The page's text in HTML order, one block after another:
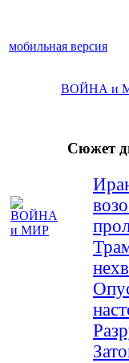
мобильная версия
ВОЙНА и
Сюжет